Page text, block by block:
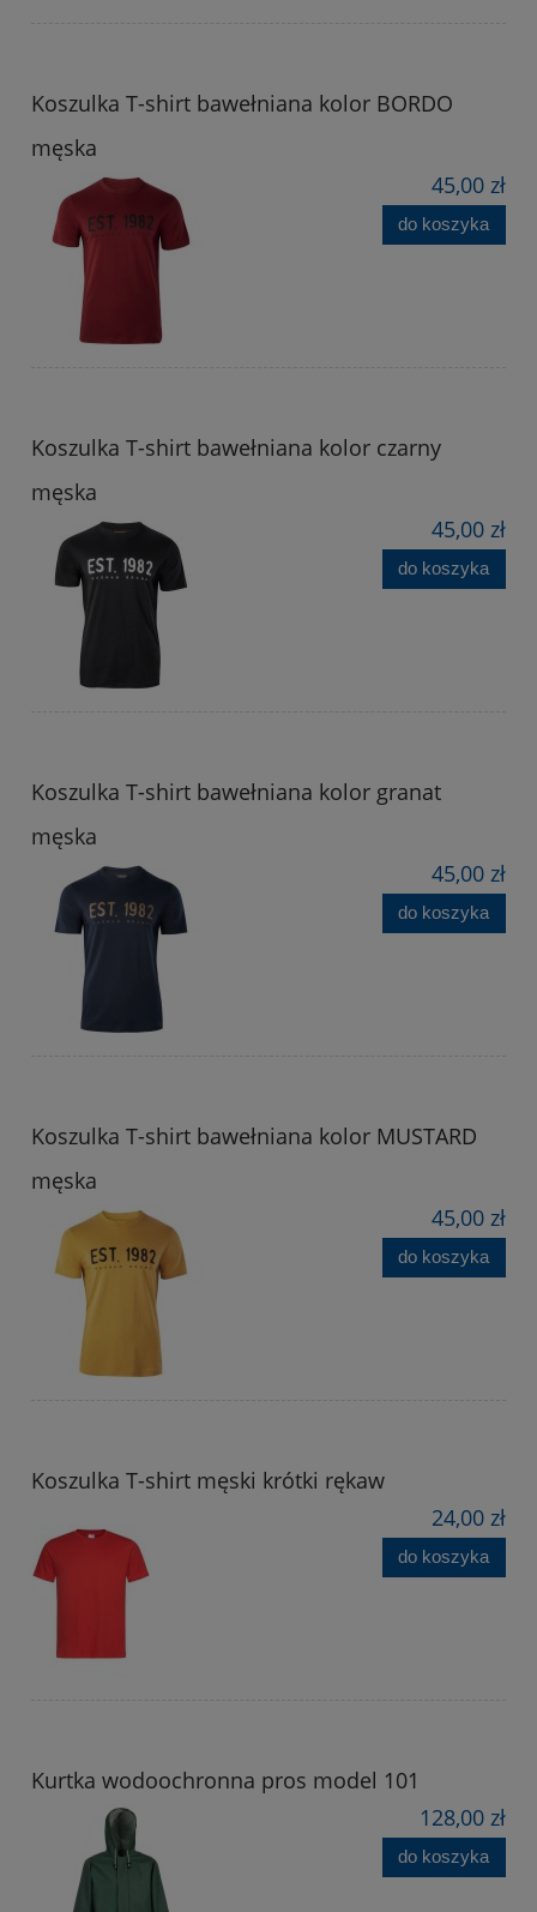
Koszulka T-shirt bawełniana kolor BORDO
męska
45,00 zł
do koszyka
Koszulka T-shirt bawełniana kolor czarny
męska
45,00 zł
do koszyka
Koszulka T-shirt bawełniana kolor granat
męska
45,00 zł
do koszyka
Koszulka T-shirt bawełniana kolor MUSTARD
męska
45,00 zł
do koszyka
Koszulka T-shirt męski krótki rękaw
24,00 zł
do koszyka
Kurtka wodoochronna pros model 101
128,00 zł
do koszyka